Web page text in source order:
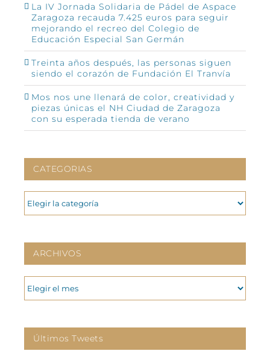
La IV Jornada Solidaria de Pádel de Aspace
Zaragoza recauda 7.425 euros para seguir
mejorando el recreo del Colegio de
Educación Especial San Germán
Treinta años después, las personas siguen
siendo el corazón de Fundación El Tranvía
Mos nos une llenará de color, creatividad y
piezas únicas el NH Ciudad de Zaragoza
con su esperada tienda de verano
CATEGORIAS
CATEGORIAS
ARCHIVOS
ARCHIVOS
Últimos Tweets